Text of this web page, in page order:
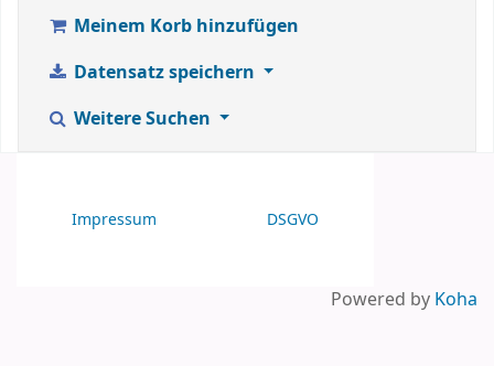
Meinem Korb hinzufügen
Datensatz speichern
Weitere Suchen
Impressum DSGVO
Powered by Koha